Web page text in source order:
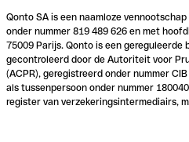
Qonto SA is een naamloze
onder nummer 819 489 626 en met
75009 Parijs. Qonto is een
gecontroleerd door de Autoriteit voor
(ACPR), geregistreerd onder nummer
als tussenpersoon onder nummer
register van verzekeringsintermediairs,